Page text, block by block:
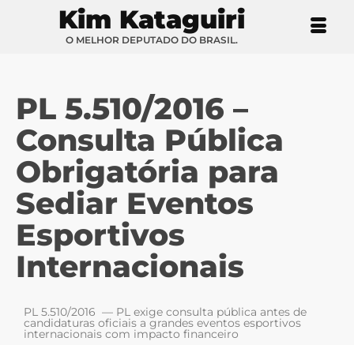
Kim Kataguiri
O MELHOR DEPUTADO DO BRASIL.
PL 5.510/2016 –
Consulta Pública
Obrigatória para
Sediar Eventos
Esportivos
Internacionais
PL 5.510/2016 — PL exige consulta pública antes de
candidaturas oficiais a grandes eventos esportivos
internacionais com impacto financeiro